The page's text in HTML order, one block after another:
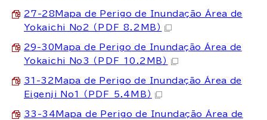
27-28Mapa de Perigo de Inundação Área de
Yokaichi No2
（PDF 8.2MB）
29-30Mapa de Perigo de Inundação Área de
Yokaichi No3
（PDF 10.2MB）
31-32Mapa de Perigo de Inundação Área de
Eigenji No1
（PDF 5.4MB）
33-34Mapa de Perigo de Inundação Área de